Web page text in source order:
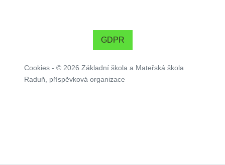
GDPR
Cookies - © 2026 Základní škola a Mateřská škola
Raduň, příspěvková organizace